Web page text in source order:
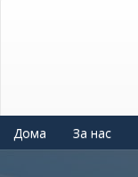
Дома За нас